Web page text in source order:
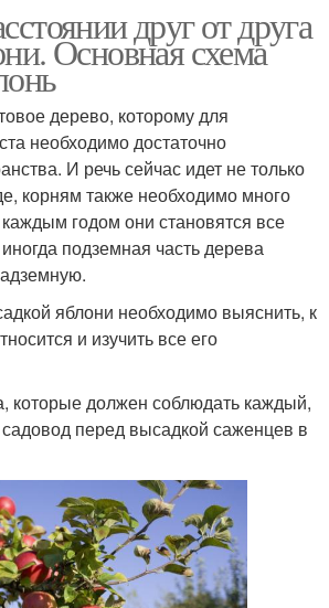
друг от друга
Основная схема
дерево, которому для
необходимо достаточно
И речь сейчас идет не только
корням также необходимо много
каждым годом они становятся все
подземная часть дерева
яблони необходимо выяснить, к
и изучить все его
которые должен соблюдать каждый,
перед высадкой саженцев в